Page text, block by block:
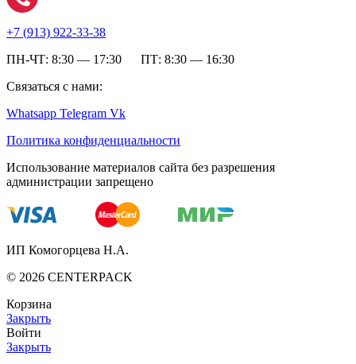
+7 (913) 922-33-38
ПН-ЧТ: 8:30 — 17:30 ПТ: 8:30 — 16:30
Связаться с нами:
Whatsapp Telegram Vk
Политика конфиденциальности
Использование материалов сайта без разрешения
администрации запрещено
ИП Комогорцева Н.А.
© 2026 CENTERPACK
Корзина
Закрыть
Войти
Закрыть